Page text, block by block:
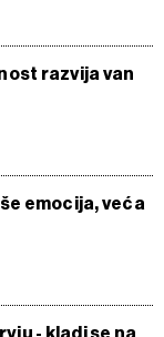
razvija van
emocija, veća